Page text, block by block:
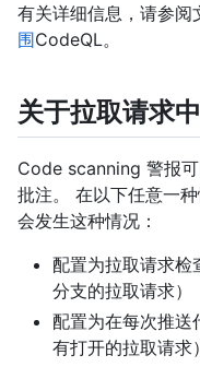
有关详细信息，请参阅
围CodeQL。
关于拉取请求
Code scanning 警报
批注。 在以下任意一
会发生这种情况：
配置为拉取请求检
分支的拉取请求）
配置为在每次推送
有打开的拉取请求）